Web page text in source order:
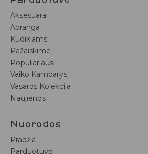
Aksesuarai
Apranga
Kūdikiams
Pažaiskime
Populiariausi
Vaiko Kambarys
Vasaros Kolekcija
Naujienos
Nuorodos
Pradžia
Parduotuvė